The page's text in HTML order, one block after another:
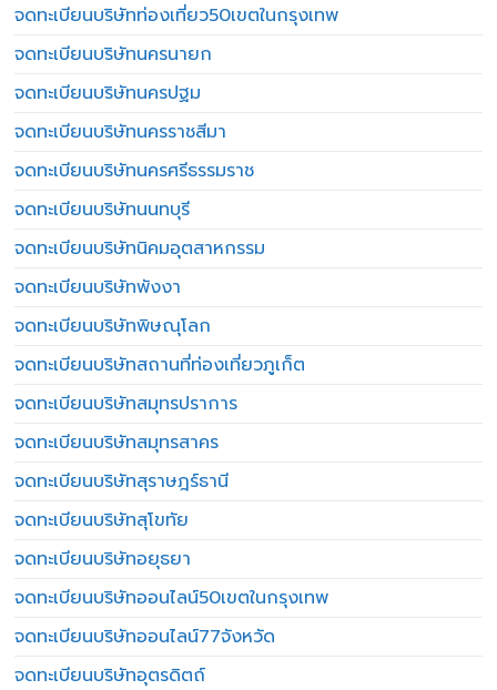
จดทะเบียนบริษัทท่องเที่ยว50เขตในกรุงเทพ
จดทะเบียนบริษัทนครนายก
จดทะเบียนบริษัทนครปฐม
จดทะเบียนบริษัทนครราชสีมา
จดทะเบียนบริษัทนครศรีธรรมราช
จดทะเบียนบริษัทนนทบุรี
จดทะเบียนบริษัทนิคมอุตสาหกรรม
จดทะเบียนบริษัทพังงา
จดทะเบียนบริษัทพิษณุโลก
จดทะเบียนบริษัทสถานที่ท่องเที่ยวภูเก็ต
จดทะเบียนบริษัทสมุทรปราการ
จดทะเบียนบริษัทสมุทรสาคร
จดทะเบียนบริษัทสุราษฎร์ธานี
จดทะเบียนบริษัทสุโขทัย
จดทะเบียนบริษัทอยุธยา
จดทะเบียนบริษัทออนไลน์50เขตในกรุงเทพ
จดทะเบียนบริษัทออนไลน์77จังหวัด
จดทะเบียนบริษัทอุตรดิตถ์